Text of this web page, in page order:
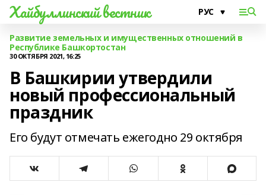
Хайбуллинский вестник
Развитие земельных и имущественных отношений в
Республике Башкортостан
30 ОКТЯБРЯ 2021, 16:25
В Башкирии утвердили
новый профессиональный
праздник
Его будут отмечать ежегодно 29 октября